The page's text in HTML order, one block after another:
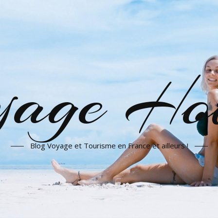
Blog Voyage et Tourisme en France et ailleurs !